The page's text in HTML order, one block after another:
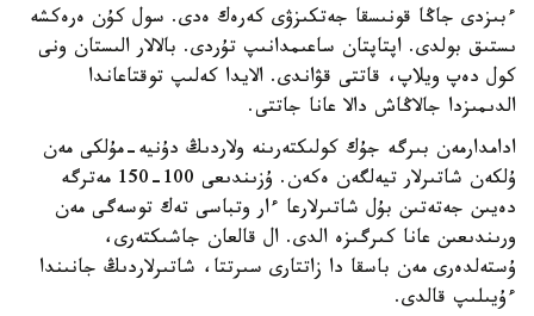
ءبىزدى جاڭا قونىسقا جەتكىزۋى كەرەك ەدى. سول كۇن ەرەكشە
ىستىق بولدى. اپتاپتان ساعىمدانىپ تۇردى. بالالار الىستان ونى
كول دەپ ويلاپ، قاتتى قۋاندى. الايدا كەلىپ توقتاعاندا
الدىمىزدا جالاڭاش دالا عانا جاتتى.
ادامدارمەن بىرگە جۇك كولىكتەرىنە ولاردىڭ دۇنيە-مۇلكى مەن
ۇلكەن شاتىرلار تيەلگەن ەكەن. ۇزىندىعى 100-150 مەترگە
دەيىن جەتەتىن بۇل شاتىرلارعا ءار وتباسى تەك توسەگى مەن
ورىندىعىن عانا كىرگىزە الدى. ال قالعان جاشىكتەرى،
ۇستەلدەرى مەن باسقا دا زاتتارى سىرتتا، شاتىرلاردىڭ جانىندا
ءۇيىلىپ قالدى.